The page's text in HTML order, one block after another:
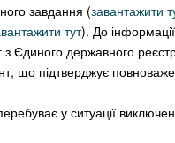
завдання (завантажити
тут). До
Єдиного державного
що підтверджує
у ситуації